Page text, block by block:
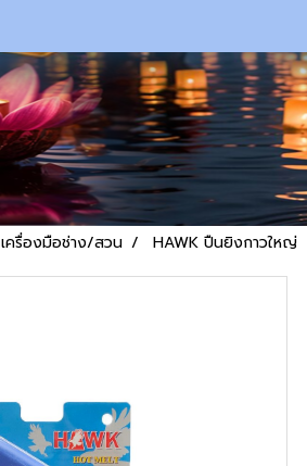
เครื่องมือช่าง/สวน HAWK ปืนยิงกาวใหญ่